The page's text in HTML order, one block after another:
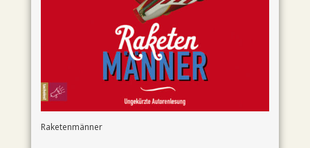
Raketenmänner